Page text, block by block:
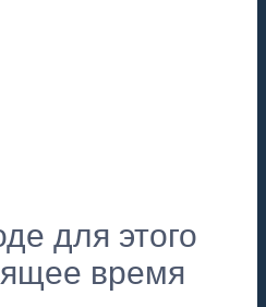
для этого
время